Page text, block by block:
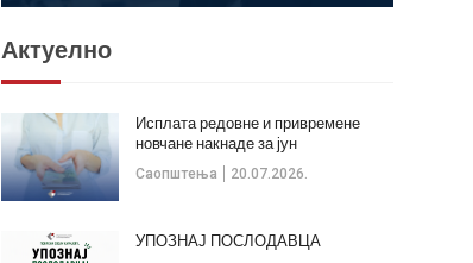
Актуелно
Саопштења 20.07.2026.
Исплата редовне и привремене
новчане накнаде за јун
УПОЗНАЈ ПОСЛОДАВЦА